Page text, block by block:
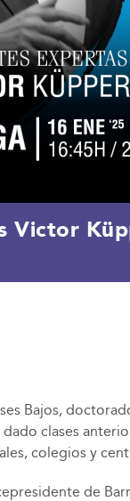
Victor
Bajos,
clases
colegios y
de